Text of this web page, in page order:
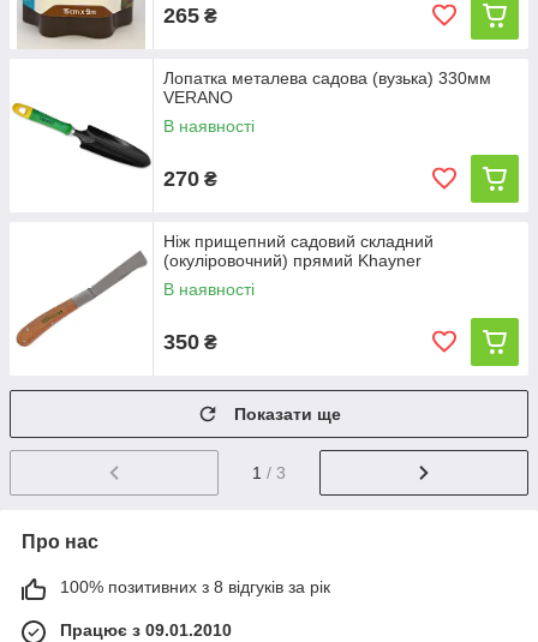
265 ₴
Лопатка металева садова (вузька) 330мм
VERANO
В наявності
270 ₴
Ніж прищепний садовий складний
(окуліровочний) прямий Khayner
В наявності
350 ₴
Показати ще
1 / 3
Про нас
100% позитивних з 8 відгуків за рік
Працює з 09.01.2010